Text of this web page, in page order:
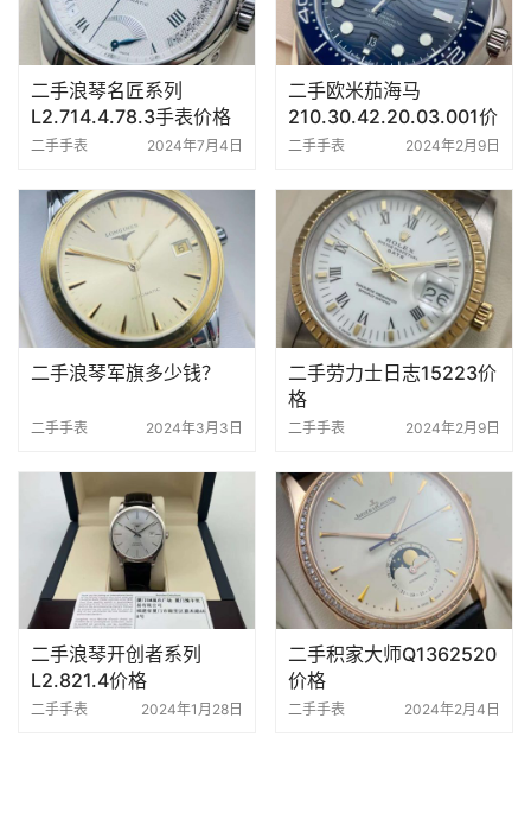
二手浪琴名匠系列
L2.714.4.78.3手表价格
二手手表 2024年7月4日
二手欧米茄海马
210.30.42.20.03.001价
格
二手手表 2024年2月9日
二手浪琴军旗多少钱？
二手手表 2024年3月3日
二手劳力士日志15223价
格
二手手表 2024年2月9日
二手浪琴开创者系列
L2.821.4价格
二手手表 2024年1月28日
二手积家大师Q1362520
价格
二手手表 2024年2月4日